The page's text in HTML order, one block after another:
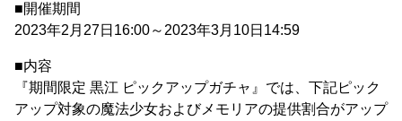
■開催期間
2023年2月27日16:00～2023年3月10日14:59
■内容
『期間限定 黒江 ピックアップガチャ』では、下記ピック
アップ対象の魔法少女およびメモリアの提供割合がアップ